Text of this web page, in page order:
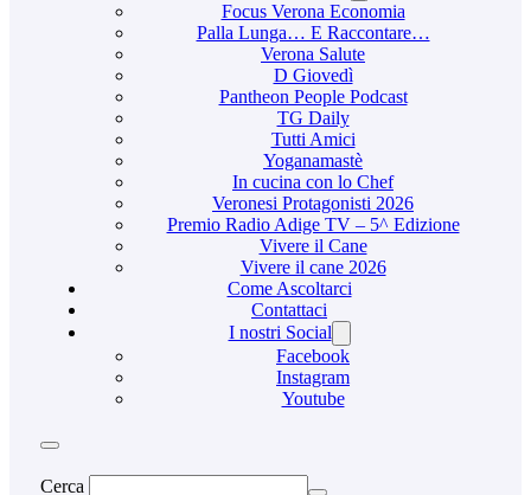
Focus Verona Economia
Palla Lunga… E Raccontare…
Verona Salute
D Giovedì
Pantheon People Podcast
TG Daily
Tutti Amici
Yoganamastè
In cucina con lo Chef
Veronesi Protagonisti 2026
Premio Radio Adige TV – 5^ Edizione
Vivere il Cane
Vivere il cane 2026
Come Ascoltarci
Contattaci
I nostri Social
Facebook
Instagram
Youtube
Cerca